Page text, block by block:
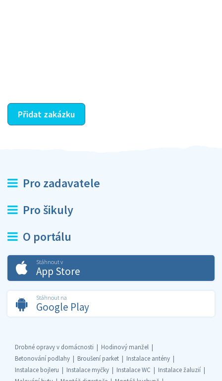
Přidat zakázku
Pro zadavatele
Pro šikuly
O portálu
Stáhnout v
App Store
Stáhnout na
Google Play
Drobné opravy v domácnosti
Hodinový manžel
Betonování podlahy
Broušení parket
Instalace antény
Instalace bojleru
Instalace myčky Instalace WC
Instalace žaluzií